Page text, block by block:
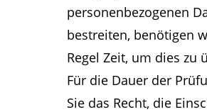
personenbezogenen
bestreiten, benötigen
Regel Zeit, um dies zu
Für die Dauer der
Sie das Recht, die